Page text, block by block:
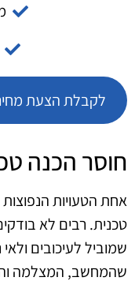
לקבלת הצעת
חוסר הכנה
אחת הטעויות
טכנית. רבים לא
שמוביל לעיכובים
שהמחשב, המצלמה